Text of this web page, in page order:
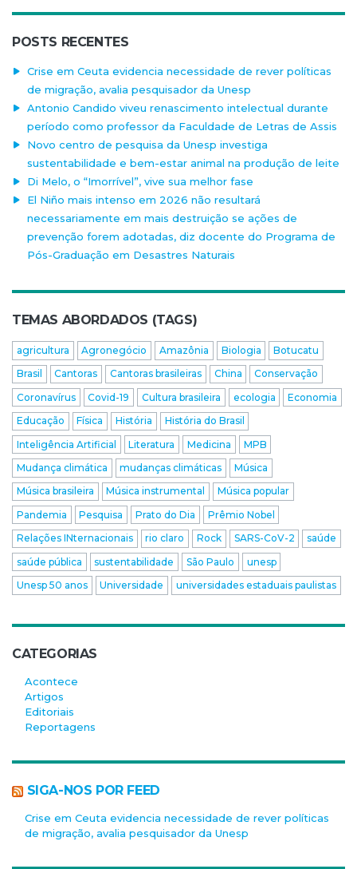
POSTS RECENTES
Crise em Ceuta evidencia necessidade de rever políticas
de migração, avalia pesquisador da Unesp
Antonio Candido viveu renascimento intelectual durante
período como professor da Faculdade de Letras de Assis
Novo centro de pesquisa da Unesp investiga
sustentabilidade e bem-estar animal na produção de leite
Di Melo, o “Imorrível”, vive sua melhor fase
El Niño mais intenso em 2026 não resultará
necessariamente em mais destruição se ações de
prevenção forem adotadas, diz docente do Programa de
Pós-Graduação em Desastres Naturais
TEMAS ABORDADOS (TAGS)
agricultura Agronegócio Amazônia Biologia
Botucatu
Brasil
Cantoras Cantoras brasileiras China
Conservação
Coronavírus
Covid-19 Cultura brasileira ecologia
Economia
Educação
Física História
História do Brasil
Inteligência Artificial
Literatura Medicina
MPB
Mudança climática
mudanças climáticas
Música
Música brasileira
Música instrumental
Música popular
Pandemia
Pesquisa Prato do Dia
Prêmio Nobel
Relações INternacionais
rio claro Rock SARS-CoV-2
saúde
saúde pública
sustentabilidade São Paulo
unesp
Unesp 50 anos
Universidade universidades estaduais paulistas
CATEGORIAS
Acontece
Artigos
Editoriais
Reportagens
SIGA-NOS POR FEED
Crise em Ceuta evidencia necessidade de rever políticas
de migração, avalia pesquisador da Unesp